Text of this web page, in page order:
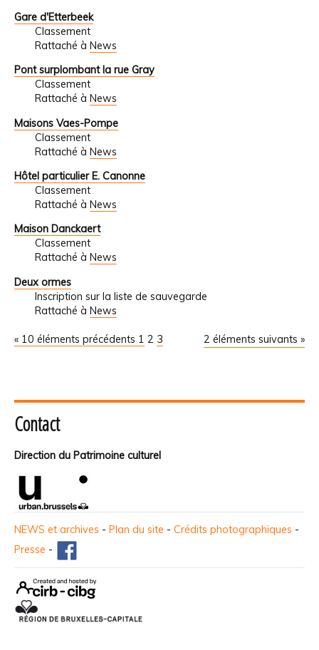
Gare d'Etterbeek
Classement
Rattaché à News
Pont surplombant la rue Gray
Classement
Rattaché à News
Maisons Vaes-Pompe
Classement
Rattaché à News
Hôtel particulier E. Canonne
Classement
Rattaché à News
Maison Danckaert
Classement
Rattaché à News
Deux ormes
Inscription sur la liste de sauvegarde
Rattaché à News
« 10 éléments précédents 2 éléments suivants »
1 2 3
Contact
Direction du Patrimoine culturel
NEWS et archives - Plan du site - Crédits photographiques -
Presse -